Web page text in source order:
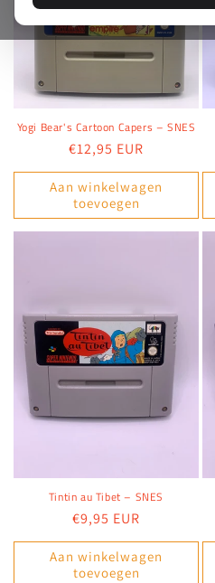
Yogi Bear's Cartoon Capers – SNES
Normale
prijs
€12,95 EUR
Aan winkelwagen
toevoegen
Tintin au Tibet – SNES
Normale
prijs
€9,95 EUR
Aan winkelwagen
toevoegen